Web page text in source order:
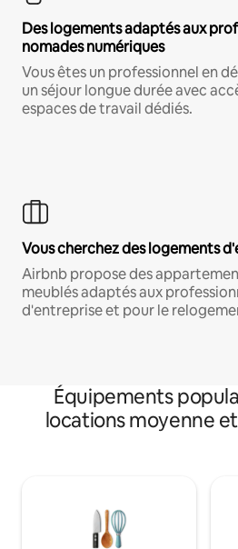
Des logements adaptés aux
nomades numériques
Vous êtes un professionnel en
un séjour longue durée avec
espaces de travail dédiés.
Vous cherchez des logements
Airbnb propose des
meublés adaptés aux
d'entreprise et pour le
Équipements
locations moyenne